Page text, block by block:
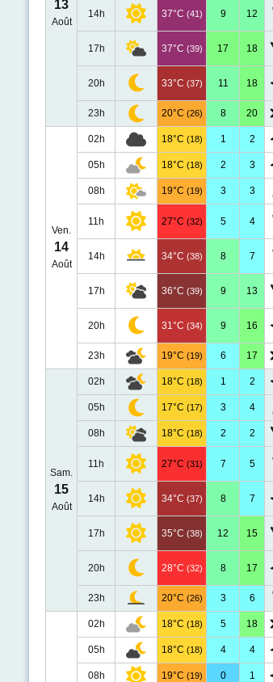
13
Août
14h 37°C (41) 9 12
17h 37°C (39) 17 18
20h 33°C (37) 11 18
23h 20°C (26) 8 20
Ven.
14
Août
02h 18°C (18) 1 2
05h 18°C (18) 2 3
08h 19°C (19) 3 3
11h 27°C (32) 5 4
14h 34°C (38) 8 7
17h 36°C (39) 9 13
20h 31°C (34) 9 16
23h 19°C (19) 6 17
Sam.
15
Août
02h 18°C (18) 1 2
05h 17°C (17) 3 4
08h 18°C (18) 2 2
11h 27°C (31) 7 5
14h 34°C (37) 8 7
17h 35°C (38) 12 15
20h 28°C (32) 8 17
23h 20°C (26) 3 6
02h 18°C (18) 5 18
05h 18°C (18) 4 4
08h 19°C (19) 0 1